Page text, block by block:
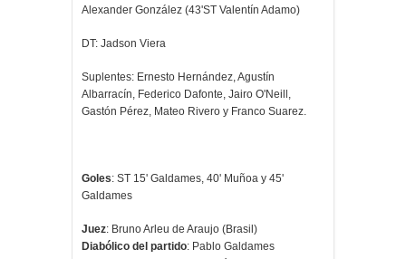
Alexander González (43'ST Valentín Adamo)
DT: Jadson Viera
Suplentes: Ernesto Hernández, Agustín
Albarracín, Federico Dafonte, Jairo O'Neill,
Gastón Pérez, Mateo Rivero y Franco Suarez.
Goles: ST 15' Galdames, 40' Muñoa y 45'
Galdames
Juez: Bruno Arleu de Araujo (Brasil)
Diabólico del partido: Pablo Galdames